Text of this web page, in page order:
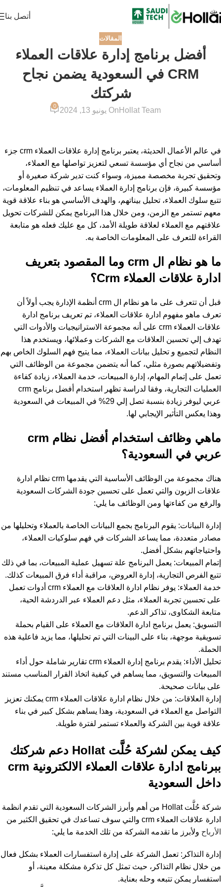
أتصل بنا
المقالات
أفضل برنامج إدارة علاقات العملاء
CRM في السعودية يضمن نجاح
شركتك
Hollat Team On يونيو 13, 2024
0
في عالم الأعمال الحديثة، يعتبر برنامج إدارة علاقات العملاء crm جزء
أساسي من نجاح أي مؤسسة تسعي لتعزيز تواصلها مع العملاء،
وتحقيق تجربة مخصصة مميزة، وسواء كنت تدير شركة صغيرة أو
مؤسسة كبيرة، فإن برنامج إدارة العملاء يساعد في تنظيم المعلومات،
تتبع سلوك العملاء، تحليل بيناتهم، والهدف الأساسي هو بناء علاقة قوية
معهم تستمر مع الزمن، ومن خلال هذا البرنامج يمكن للشركات تحويل
علاقتهم مع العملاء لعلاقة طويلة الأمد، كل مع عليك فعله هو متابعة
القراءة للتعرف على المعلومات الخاصة به.
ما هو نظام ال crm وما المقصود بتعريف
ادارة علاقات العملاء Crm؟
قبل أن تتعرف على ما هو نظام ال crm أنظمة الإدارة يجب أولاً أن
تعرف ماهو مفهوم ادارة علاقات العملاء، تم تعريف برنامج ادارة
علاقات العملاء crm على أنه مجموعة الاستراتيجيات والأدوات التي
تهدف إلي تحسين العلاقات مع الشركات وعملائها، ويستخدم هذا
النظام لتجميع و تحليل بيانات العملاء، مما يتيح فهم السلوك الخاص بهم
وتفضيلاتهم بصورة مثلي، كما أنه يتضمن مجموعة من الوظائف التي
تعمل على إتمام المهام، إدارة المبيعات، خدمة العملاء، زيادة كفاءة
العمليات التجارية، وفقا لدراسة تظهر استخدام أفضل برنامج crm
عربي ليوفر زيادة بنسبة تصل إلي 29% في المبيعات في السعودية
وهذا يعكس التأثير الإيجابي لها.
ماهي وظائف استخدام أفضل نظام crm
عربي في السعودية؟
هناك مجموعة من الوظائف الأساسية التي يقدمها crm نظام ادارة
علاقات الزبون والتي تعمل على تحسين جودة الشركات السعودية
والرفع من كفاءتها ومن الوظائف ما يلي:
إدارة البيانات: يقوم البرنامج بجمع البيانات الخاصة بالعملاء وتحليلها من
مصادر متعددة، مما يساعد الشركات في فهم سلوكيات العملاء،
واحتياجاتهم بشكل أفضل.
إتمام المبيعات: يعمل البرنامج علة تسهيل عملية المبيعات، بما في ذلك
تتبع الفرص التجارية، إدارة العروض، مراقبة أداء فرق المبيعات كذلك.
خدمة العملاء: يوفر نظام ادارة العلاقات مع العملاء crm أدوات تعمل
على تحسين تجربة العملاء، مثل دعم العملاء عبر الدردشة الحية،
متابعة الشكاوى، تذاكر الدعم.
التسويق: يعمل برنامج ادارة العلاقات مع العملاء على القيام بحملة
تسويقية موجهة، بناء على البينات التي تم تحليلها، مما يزيد فاعلية هذه
الحملة.
تحليل الأداء: يقدم برنامج إدارة العملاء crm تقارير شاملة حول أداء
المبيعات والتسويق، مما يساهم في كيفية اتخاذ القرار المناسب مستند
على بيانات صحيحة.
إدارة العلاقات: من خلال نظام ادارة علاقات العملاء crm يمكنك تعزيز
التواصل مع العملاء في السعودية، وهذا يساهم بشكل كبير في بناء
علاقة قوية بين الشركة والعملاء تستمر لفترة طويلة.
كيف يمكن لشركة حُلَّت Hollat دعم شركتك
ببرنامج ادارة علاقات العملاء الالكترونية crm
داخل السعودية
شركة حُلَّت Hollat من أهم وأبرز الشركات السعودية التي تقدم انظمة
ادارة علاقات العملاء crm و
التي سوف تساعدك في تحقيق الكثير من
الأرباح ولأبرز ما تقدمه الشركة من تلك الخدمة ما يلي:
إدارة التذاكر: تعمل الشركة على إدارة استفسارات العملاء بشكل فعال
من خلال نظام التذاكر، حيث تمثل كل تذكرة مشكلة معينة، أو
استفسار يمكن تتبعه وحله بعناية.